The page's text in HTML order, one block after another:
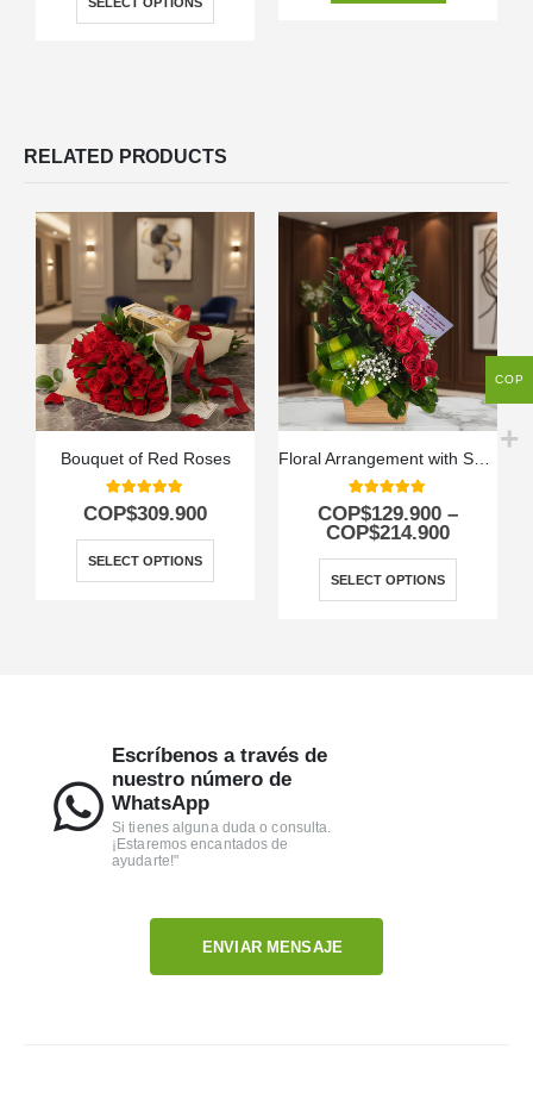
RELATED PRODUCTS
Bouquet of Red Roses
5.00out of 5
COP$309.900
SELECT OPTIONS
Floral Arrangement with Spiral Roses
5.00out of 5
COP$129.900 –
COP$214.900
SELECT OPTIONS
Escríbenos a través de
nuestro número de
WhatsApp
Si tienes alguna duda o consulta.
¡Estaremos encantados de
ayudarte!"
ENVIAR MENSAJE
COP